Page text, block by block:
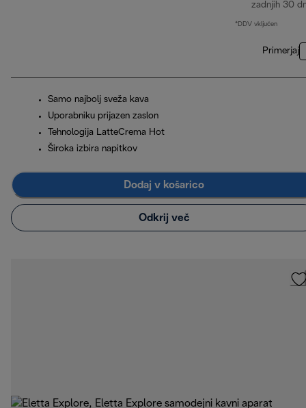
zadnjih 30
*DDV vključen
Primerjaj
Samo najbolj sveža kava
Uporabniku prijazen zaslon
Tehnologija LatteCrema Hot
Široka izbira napitkov
Dodaj v košarico
Odkrij več